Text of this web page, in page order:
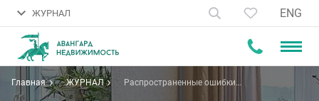
ЖУРНАЛ ENG
Главная ЖУРНАЛ
Распространенные ошибки